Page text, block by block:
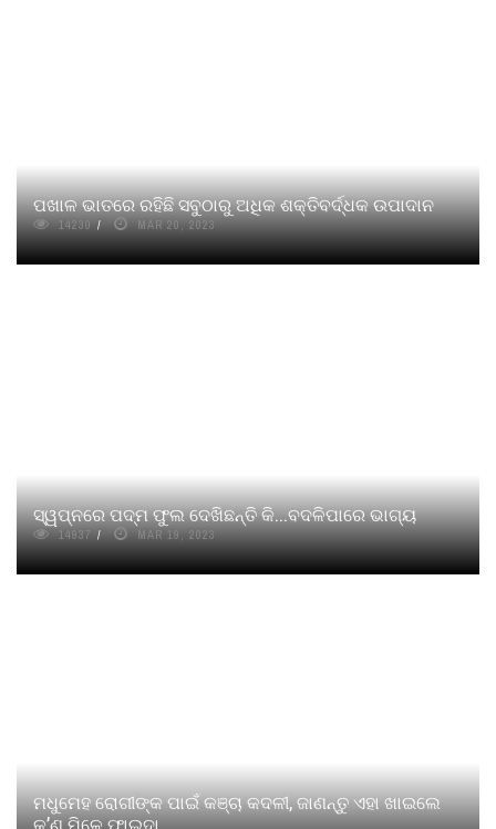
ପଖାଳ ଭାତରେ ରହିଛି ସବୁଠାରୁ ଅଧିକ ଶକ୍ତିବର୍ଦ୍ଧକ ଉପାଦାନ
14230 MAR 20, 2023
ସ୍ୱପ୍ନରେ ପଦ୍ମ ଫୁଲ ଦେଖିଛନ୍ତି କି...ବଦଳିପାରେ ଭାଗ୍ୟ
14937 MAR 19, 2023
ମଧୁମେହ ରୋଗୀଙ୍କ ପାଇଁ କଞ୍ଚା କଦଳୀ, ଜାଣନ୍ତୁ ଏହା ଖାଇଲେ
କ’ଣ ମିଳେ ଫାଇଦା